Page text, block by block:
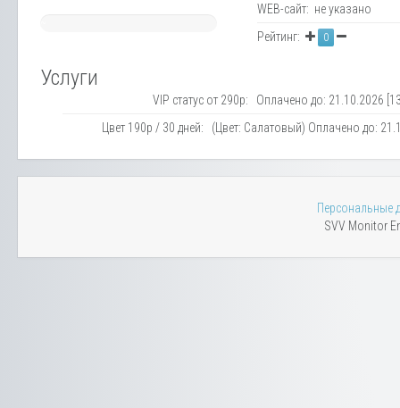
WEB-сайт: не указано
Рейтинг:
0
Услуги
VIP статус от 290р: Оплачено до: 21.10.2026
Цвет 190р / 30 дней: (Цвет: Салатовый) Оплачено до:
Персональные
SVV Monitor